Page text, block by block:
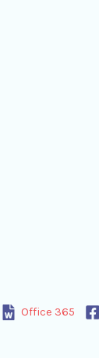
Office 365